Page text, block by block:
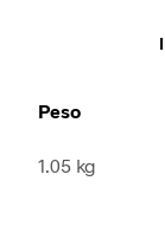
Peso
1.05 kg